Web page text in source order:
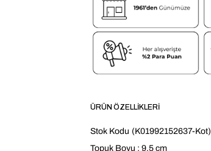
ÜRÜN ÖZELLIKLERI
Stok Kodu (K01992152637-Kot)
Topuk Boyu : 9,5 cm